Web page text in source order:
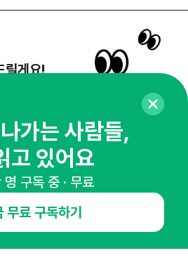
릴게요!
가는 사람들,
고 있어요
구독 중 · 무료
무료 구독하기